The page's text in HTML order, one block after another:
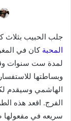
جلب الحبيب بثلاث
المحبة كان في
لمدة ست سنوات
وبساطتها
الهاشمي وسيقدم
الفرج. اقعد هذه
سريعه في مفعولها